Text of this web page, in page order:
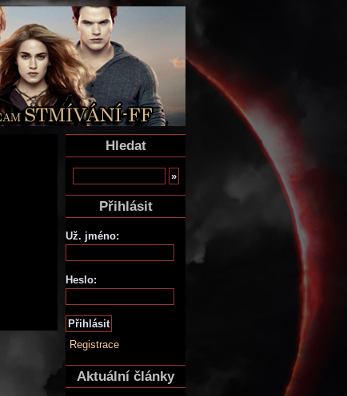
Hledat
Přihlásit
Už. jméno:
Heslo:
Registrace
Aktuální články